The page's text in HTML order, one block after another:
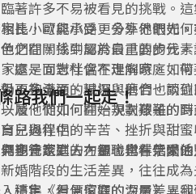
著許多不易被看見的挑戰。
長小歐與小路，分享他們如
之間，找到屬於自己的步伐
比，可能承受更多外界眼光
們在關係中認為最重要的元
還是面對社會不理解時，如
不夠全面的現況，他們也談
庭。同志伴侶在走向家庭、
更多溝通、試探與磨合。兩
及他們如何在一次次艱難的
己與伴侶。
層。從如何開始規劃孩子的
兒過程中的辛苦、挫折與甜蜜
也會談到，在親職與伴侶關係
多元家庭的力量，也看見愛的
路我們一起走！
期待走進去，卻也常在柴米油
婚階段的生活差異，往往成
這集《看見家庭的力量》，
穩定，但價值觀的深層差異